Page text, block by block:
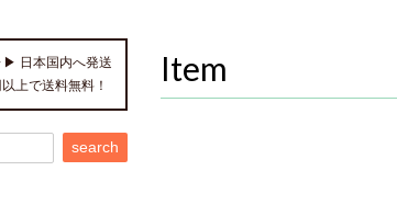
Item
日本国内へ発送
上で送料無料！
search